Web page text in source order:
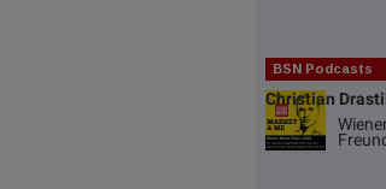
BSN Podcasts
Christian